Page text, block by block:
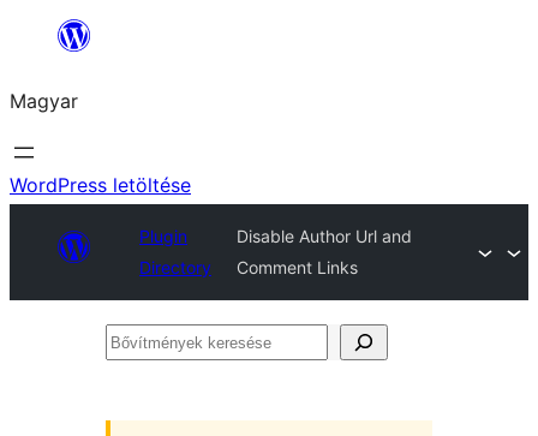
Ugrás
tartalomhoz
Magyar
WordPress letöltése
Plugin
Directory
Disable Author Url and
Comment Links
Bővítmények